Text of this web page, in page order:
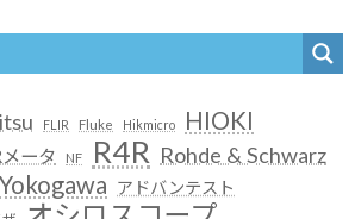
FLIR Fluke Hikmicro HIOKI
メータ NF R4R Rohde & Schwarz
Yokogawa アドバンテスト